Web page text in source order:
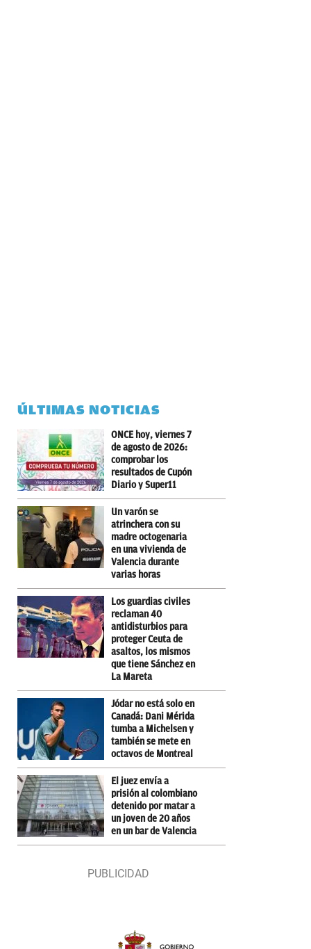
ÚLTIMAS NOTICIAS
ONCE hoy, viernes 7
de agosto de 2026:
comprobar los
resultados de Cupón
Diario y Super11
Un varón se
atrinchera con su
madre octogenaria
en una vivienda de
Valencia durante
varias horas
Los guardias civiles
reclaman 40
antidisturbios para
proteger Ceuta de
asaltos, los mismos
que tiene Sánchez en
La Mareta
Jódar no está solo en
Canadá: Dani Mérida
tumba a Michelsen y
también se mete en
octavos de Montreal
El juez envía a
prisión al colombiano
detenido por matar a
un joven de 20 años
en un bar de Valencia